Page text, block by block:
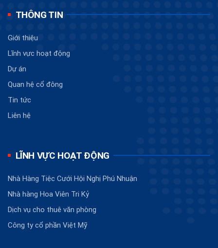
THÔNG TIN
Giới thiệu
Lĩnh vực hoạt động
Dự án
Quan hệ cổ đông
Tin tức
Liên hệ
LĨNH VỰC HOẠT ĐỘNG
Nhà Hàng Tiệc Cưới Hội Nghị Phú Nhuận
Nhà hàng Hoa Viên Tri Kỷ
Dịch vụ cho thuê văn phòng
Công ty cổ phần Việt Mỹ